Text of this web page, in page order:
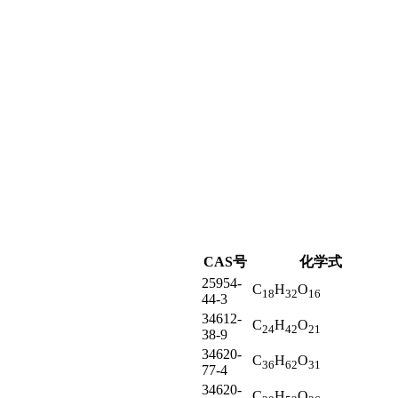
CAS号
化学式
25954-
44-3
C18H32O16
34612-
38-9
C24H42O21
34620-
77-4
C36H62O31
34620-